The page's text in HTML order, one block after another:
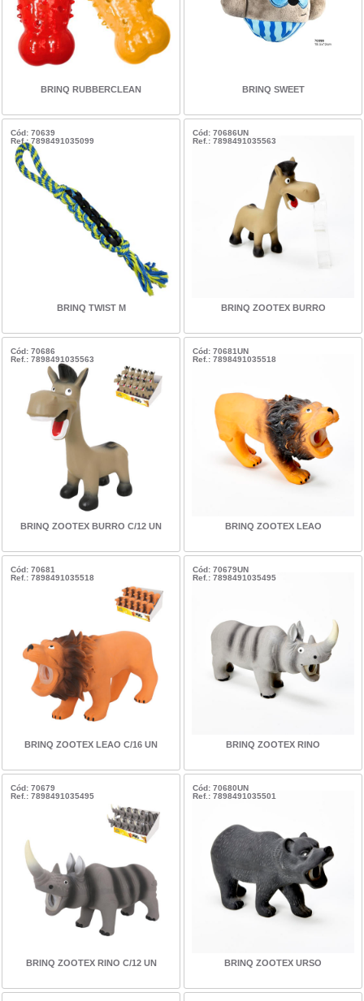
BRINQ RUBBERCLEAN BRINQ SWEET
Cód: 70639
Ref.: 7898491035099
BRINQ TWIST M
Cód: 70686UN
Ref.: 7898491035563
BRINQ ZOOTEX BURRO
Cód: 70686
Ref.: 7898491035563
BRINQ ZOOTEX BURRO C/12 UN
Cód: 70681UN
Ref.: 7898491035518
BRINQ ZOOTEX LEAO
Cód: 70681
Ref.: 7898491035518
BRINQ ZOOTEX LEAO C/16 UN
Cód: 70679UN
Ref.: 7898491035495
BRINQ ZOOTEX RINO
Cód: 70679
Ref.: 7898491035495
BRINQ ZOOTEX RINO C/12 UN
Cód: 70680UN
Ref.: 7898491035501
BRINQ ZOOTEX URSO